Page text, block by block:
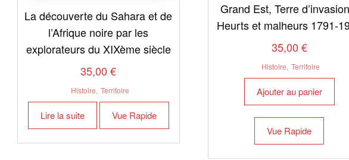
La découverte du Sahara et de
l’Afrique noire par les
explorateurs du XIXème siècle
35,00€
Histoire, Territoire
Lire la suite Vue Rapide
Grand Est, Terre
Heurts et malheurs 1791-
35,00 €
Histoire, Territoire
Ajouter au panier
Vue Rapide